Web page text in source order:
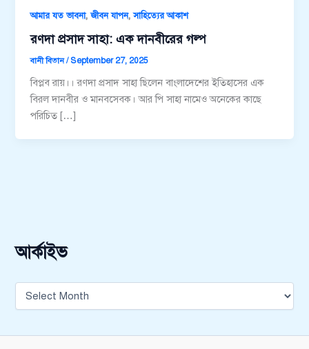
আমার যত ভাবনা,জীবন যাপন,সাহিত্যের আকাশ
রণদা প্রসাদ সাহা: এক দানবীরের গল্প
বানী বিতান/ September 27, 2025
বিপ্লব রায়।। রণদা প্রসাদ সাহা ছিলেন বাংলাদেশের ইতিহাসের এক
বিরল দানবীর ও মানবসেবক। আর পি সাহা নামেও অনেকের কাছে
পরিচিত […]
আর্কাইভ